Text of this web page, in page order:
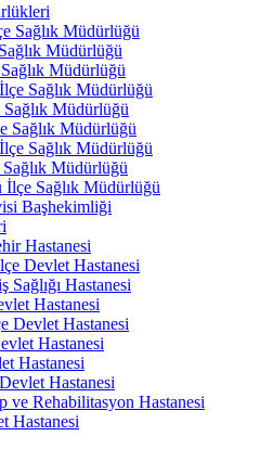
Sağlık Müdürlüğü
Müdürlüğü
Müdürlüğü
Sağlık Müdürlüğü
Müdürlüğü
Sağlık Müdürlüğü
Sağlık Müdürlüğü
Müdürlüğü
İlçe Sağlık Müdürlüğü
Başhekimliği
Hastanesi
Devlet Hastanesi
Sağlığı Hastanesi
Hastanesi
Devlet Hastanesi
Hastanesi
Hastanesi
Hastanesi
ve Rehabilitasyon Hastanesi
Hastanesi